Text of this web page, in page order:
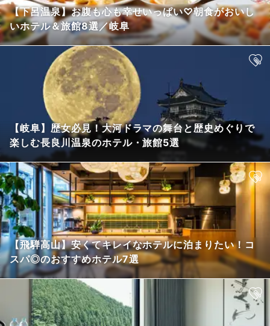
【下呂温泉】お腹も心も幸せいっぱい♡朝食がおいし
いホテル＆旅館8選／岐阜
【岐阜】歴女必見！大河ドラマの舞台と歴史めぐりで
楽しむ長良川温泉のホテル・旅館5選
【飛騨高山】安くてキレイなホテルに泊まりたい！コ
スパ◎のおすすめホテル7選